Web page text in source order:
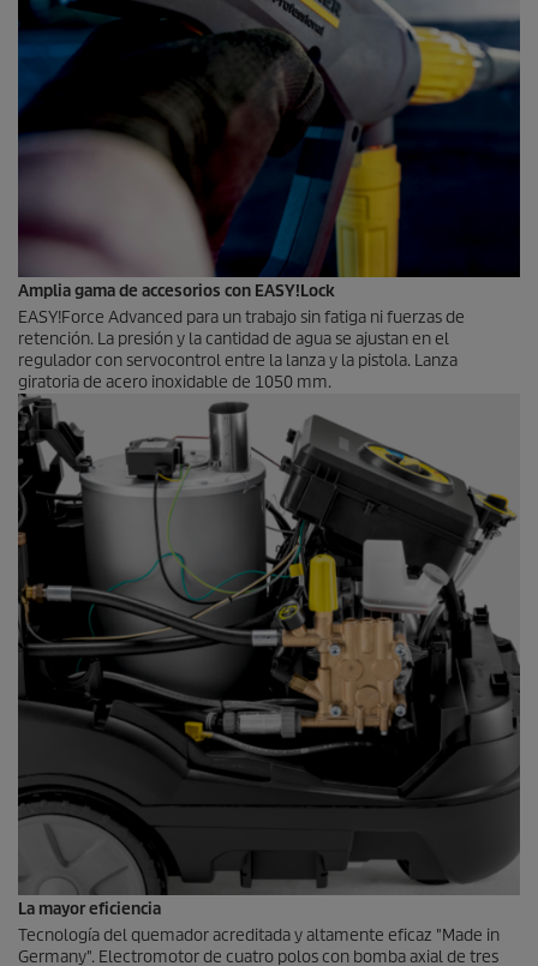
Amplia gama de accesorios con EASY!Lock
EASY!Force Advanced para un trabajo sin fatiga ni fuerzas de
retención. La presión y la cantidad de agua se ajustan en el
regulador con servocontrol entre la lanza y la pistola. Lanza
giratoria de acero inoxidable de 1050 mm.
La mayor eficiencia
Tecnología del quemador acreditada y altamente eficaz "Made in
Germany". Electromotor de cuatro polos con bomba axial de tres